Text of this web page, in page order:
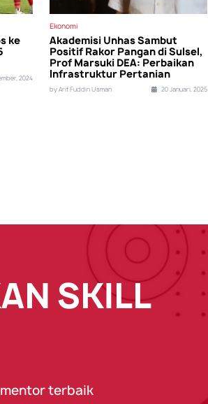
ke
2024
Ekonomi
Akademisi Unhas Sambut
Positif Rakor Pangan di Sulsel,
Prof Marsuki DEA: Perbaikan
Infrastruktur Pertanian
by Arif Fuddin Usman 20 Januari, 2025
SKILL
terbaik